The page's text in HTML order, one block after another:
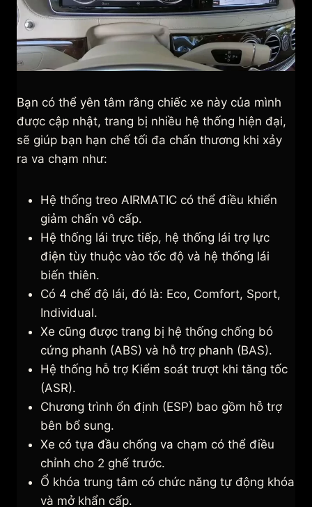
Bạn có thể yên tâm rằng chiếc xe này của mình
được cập nhật, trang bị nhiều hệ thống hiện đại,
sẽ giúp bạn hạn chế tối đa chấn thương khi xảy
ra va chạm như:
Hệ thống treo AIRMATIC có thể điều khiển
giảm chấn vô cấp.
Hệ thống lái trực tiếp, hệ thống lái trợ lực
điện tùy thuộc vào tốc độ và hệ thống lái
biến thiên.
Có 4 chế độ lái, đó là: Eco, Comfort, Sport,
Individual.
Xe cũng được trang bị hệ thống chống bó
cứng phanh (ABS) và hỗ trợ phanh (BAS).
Hệ thống hỗ trợ Kiểm soát trượt khi tăng tốc
(ASR).
Chương trình ổn định (ESP) bao gồm hỗ trợ
bên bổ sung.
Xe có tựa đầu chống va chạm có thể điều
chỉnh cho 2 ghế trước.
Ổ khóa trung tâm có chức năng tự động khóa
và mở khẩn cấp.